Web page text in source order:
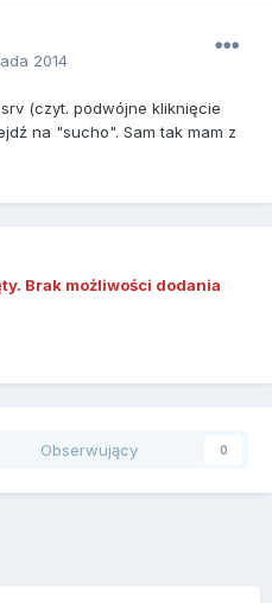
2014
(czyt. podwójne kliknięcie
na "sucho". Sam tak mam z
Brak możliwości dodania
Obserwujący 0